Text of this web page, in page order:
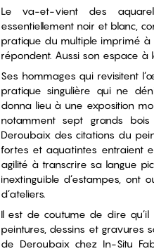
Le va-et-vient des
essentiellement noir et blanc,
pratique du multiple imprimé à
répondent. Aussi son espace à
Ses hommages qui revisitent
pratique singulière qui ne
donna lieu à une exposition
notamment sept grands
Deroubaix des citations du
fortes et aquatintes entraient
agilité à transcrire sa langue
inextinguible d’estampes, ont
d’ateliers.
Il est de coutume de dire qu’il
peintures, dessins et gravures
de Deroubaix chez In-Situ